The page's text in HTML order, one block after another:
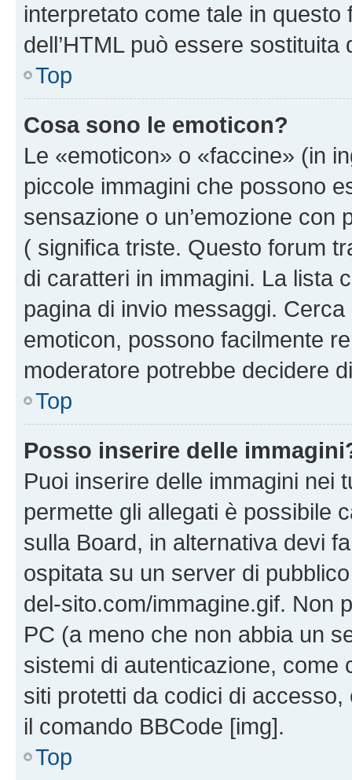
interpretato come tale in
dell’HTML può essere sostituita
Top
Cosa sono le emoticon?
Le «emoticon» o «faccine» (in
piccole immagini che possono
sensazione o un’emozione
( significa triste. Questo forum
di caratteri in immagini. La lista
pagina di invio messaggi.
emoticon, possono facilmente
moderatore potrebbe decidere
Top
Posso inserire delle
Puoi inserire delle immagini nei
permette gli allegati è possibile
sulla Board, in alternativa devi
ospitata su un server di
del-sito.com/immagine.gif. Non
PC (a meno che non abbia un
sistemi di autenticazione, come
siti protetti da codici di
il comando BBCode [img].
Top